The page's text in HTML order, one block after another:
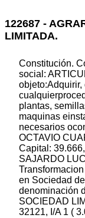
122687 -
LIMITADA.
Constitución.
social:
objeto:Adquirir,
plantas,
maquinas
necesarios
OCTAVIO
Capital:
SAJARDO
en Sociedad
denominación
SOCIEDAD
32121, I/A 1 (